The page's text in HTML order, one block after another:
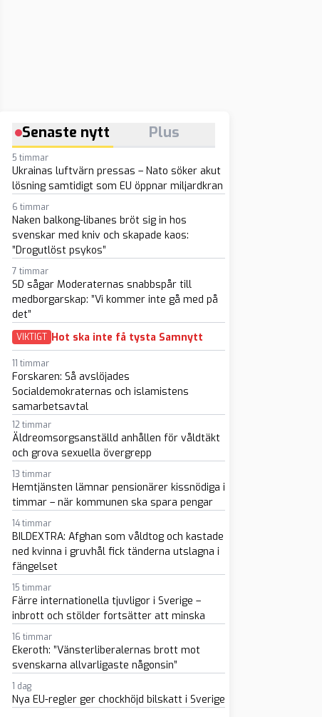
post
Senaste nytt Plus
5 timmar
Ukrainas luftvärn pressas – Nato söker akut
lösning samtidigt som EU öppnar miljardkran
6 timmar
Naken balkong-libanes bröt sig in hos
svenskar med kniv och skapade kaos:
”Drogutlöst psykos”
7 timmar
SD sågar Moderaternas snabbspår till
medborgarskap: ”Vi kommer inte gå med på
det”
VIKTIGT Hot ska inte få tysta Samnytt
11 timmar
Forskaren: Så avslöjades
Socialdemokraternas och islamistens
samarbetsavtal
12 timmar
Äldreomsorgsanställd anhållen för våldtäkt
och grova sexuella övergrepp
13 timmar
Hemtjänsten lämnar pensionärer kissnödiga i
timmar – när kommunen ska spara pengar
14 timmar
BILDEXTRA: Afghan som våldtog och kastade
ned kvinna i gruvhål fick tänderna utslagna i
fängelset
15 timmar
Färre internationella tjuvligor i Sverige –
inbrott och stölder fortsätter att minska
16 timmar
Ekeroth: ”Vänsterliberalernas brott mot
svenskarna allvarligaste någonsin”
1 dag
Nya EU-regler ger chockhöjd bilskatt i Sverige